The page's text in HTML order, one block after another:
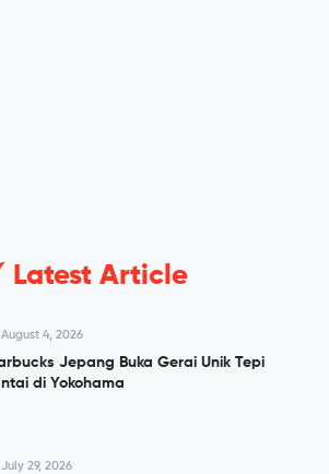
Latest Article
August 4, 2026
Jepang Buka Gerai Unik Tepi
di Yokohama
July 29, 2026